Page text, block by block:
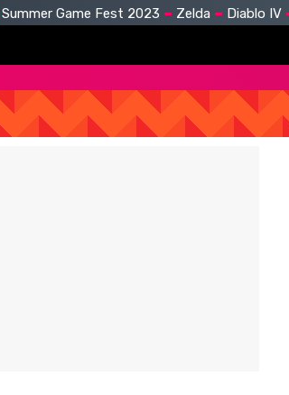
Summer Game Fest 2023 Zelda Diablo IV